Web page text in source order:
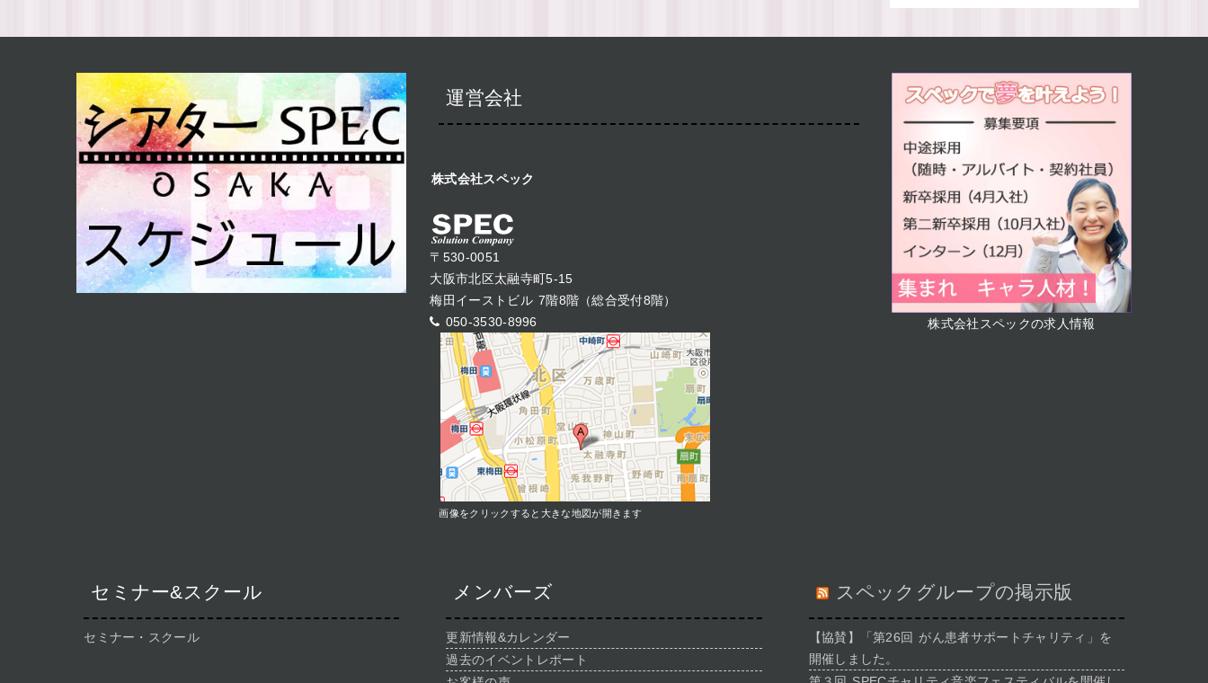
運営会社
株式会社スペック
〒530-0051
大阪市北区太融寺町5-15
梅田イーストビル 7階8階（総合受付8階）
050-3530-8996
画像をクリックすると大きな地図が開きます
株式会社スペックの求人情報
セミナー&スクール
セミナー・スクール
メンバーズ
更新情報&カレンダー
過去のイベントレポート
スペックグループの掲示版
【協賛】「第26回 がん患者サポートチャリティ」を
開催しました。